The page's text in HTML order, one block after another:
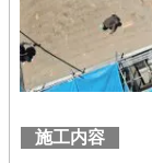
施工内容